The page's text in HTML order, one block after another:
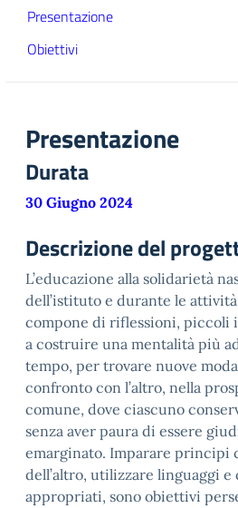
Presentazione
Obiettivi
Presentazione
Durata
30 Giugno 2024
Descrizione del
L’educazione alla solidarietà
dell’istituto e durante le
compone di riflessioni, piccoli
a costruire una mentalità più
tempo, per trovare nuove
confronto con l’altro, nella
comune, dove ciascuno
senza aver paura di essere
emarginato. Imparare principi
dell’altro, utilizzare linguaggi
appropriati, sono obiettivi